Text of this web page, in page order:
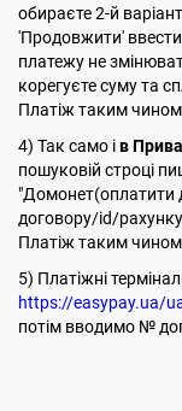
обираєте 2-й
'Продовжити'
платежу не
корегуєте суму та
Платіж таким
4) Так само ів
пошуковій строці
"Домонет(оплатити
договору/id/
Платіж таким
5) Платіжні
https://easypay.ua/
потім вводимо №